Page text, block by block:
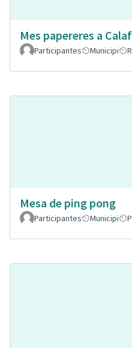
Mes papereres a
Participantes
Municipi
Mesa de ping pong
Participantes
Municipi